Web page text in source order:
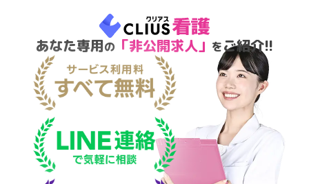
あなた専用の 「非公開求人」 をご紹介!!